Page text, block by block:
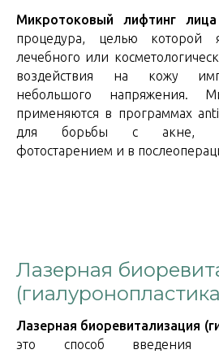
Микротоковый лифтинг лица
процедура, целью которой
лечебного или
воздействия на кожу
небольшого напряжения.
применяются в программах
для борьбы с акне,
фотостарением и в
Лазерная
Лазерная биоревитализация
это способ введения